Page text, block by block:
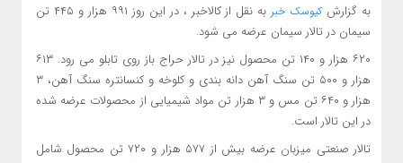
به گزارش کیوسک خبر
به نقل از کالاخبر ، در این روز ۹۹۱ هزار و ۴۴۵ تن
سیمان در تالار سیمان عرضه می شود.
۶۲۰ هزار و ۱۴۰ تن محصول نیز در تالار حراج باز روی تابلو می رود. ۶۱۳
هزار و ۵۰۰ تن سنگ آهن دانه بندی و کلوخه و کنسانتره سنگ آهن، ۳
هزار و ۶۴۰ تن مس و ۳ هزار تن مواد شیمیایی از محصولات عرضه شده
در این تالار است.
تالار صنعتی میزبان عرضه بیش از ۵۷۷ هزار و ۷۲۰ تن محصول شامل